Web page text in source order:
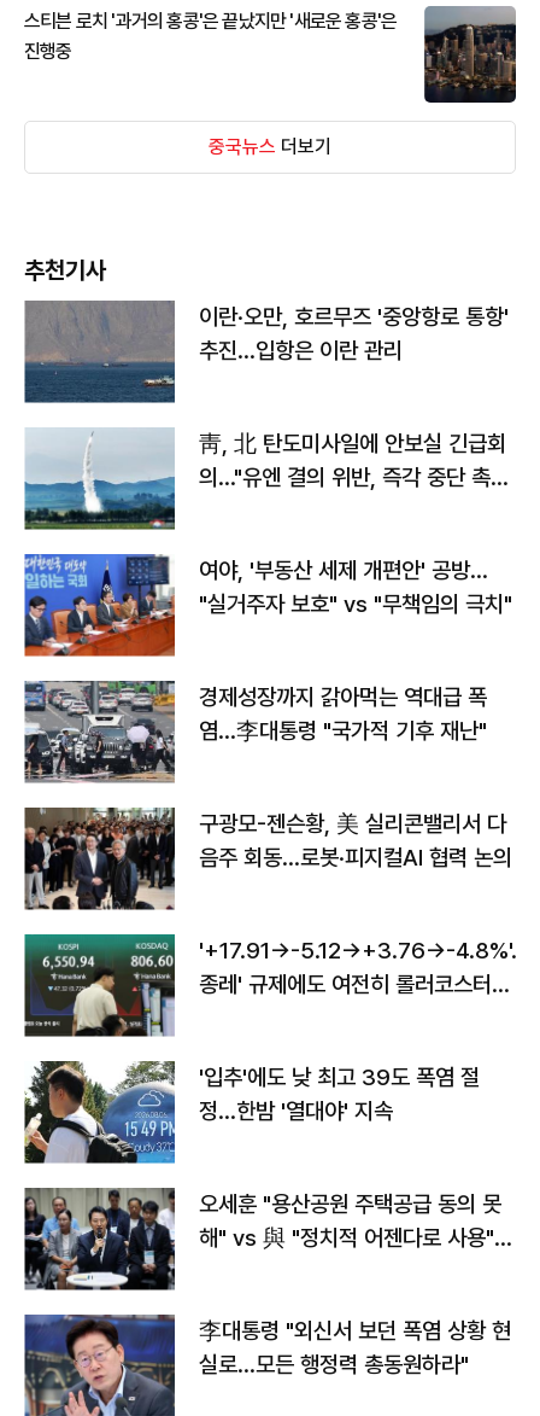
스티븐 로치 '과거의 홍콩'은 끝났지만 '새로운 홍콩'은
진행중
중국뉴스 더보기
추천기사
이란·오만, 호르무즈 '중앙항로 통항'
추진…입항은 이란 관리
靑, 北 탄도미사일에 안보실 긴급회
의…"유엔 결의 위반, 즉각 중단 촉
여야, '부동산 세제 개편안' 공방…
"실거주자 보호" vs "무책임의 극치"
경제성장까지 갉아먹는 역대급 폭
염…李대통령 "국가적 기후 재난"
구광모-젠슨황, 美 실리콘밸리서 다
음주 회동…로봇·피지컬AI 협력 논의
'+17.91→-5.12→+3.76→-4.8%'…'
종레' 규제에도 여전히 롤러코스터
'입추'에도 낮 최고 39도 폭염 절
정…한밤 '열대야' 지속
오세훈 "용산공원 주택공급 동의 못
해" vs 與 "정치적 어젠다로 사용"
李대통령 "외신서 보던 폭염 상황 현
실로…모든 행정력 총동원하라"